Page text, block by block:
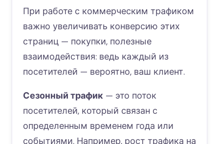
При работе с коммерческим трафиком
важно увеличивать конверсию этих
страниц — покупки, полезные
взаимодействия: ведь каждый из
посетителей — вероятно, ваш клиент.
Сезонный трафик — это поток
посетителей, который связан с
определенным временем года или
событиями. Например, рост трафика на